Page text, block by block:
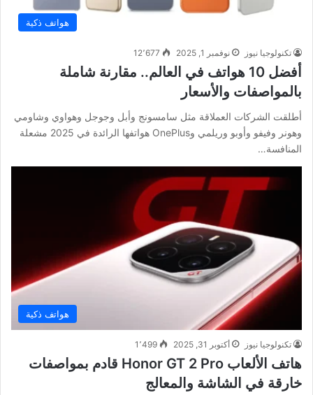
هواتف ذكية
تكنولوجيا نيوز نوفمبر 1, 2025 12٬677
أفضل 10 هواتف في العالم.. مقارنة شاملة
بالمواصفات والأسعار
أطلقت الشركات العملاقة مثل سامسونج وأبل وجوجل وهواوي وشاومي
وهونر وفيفو وأوبو وريلمي وOnePlus هواتفها الرائدة في 2025 مشعلة
المنافسة…
هواتف ذكية
تكنولوجيا نيوز أكتوبر 31, 2025 1٬499
هاتف الألعاب Honor GT 2 Pro قادم بمواصفات
خارقة في الشاشة والمعالج